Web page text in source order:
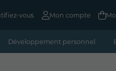
vous Mon compte
Développement personnel